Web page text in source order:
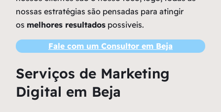
nossas estratégias são pensadas para atingir
os melhores resultados possiveis.
Fale com um Consultor em Beja
Serviços de Marketing
Digital em Beja